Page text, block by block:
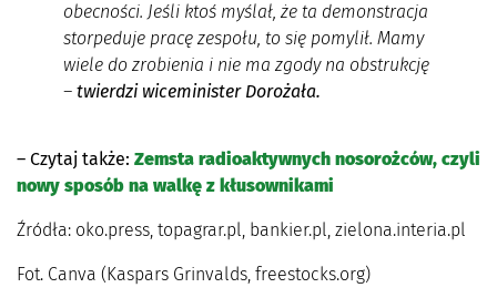
obecności. Jeśli ktoś myślał, że ta demonstracja
storpeduje pracę zespołu, to się pomylił. Mamy
wiele do zrobienia i nie ma zgody na obstrukcję
– twierdzi wiceminister Dorożała.
– Czytaj także: Zemsta radioaktywnych nosorożców, czyli
nowy sposób na walkę z kłusownikami
Źródła: oko.press, topagrar.pl, bankier.pl, zielona.interia.pl
Fot. Canva (Kaspars Grinvalds, freestocks.org)